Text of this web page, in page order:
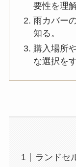
要性を理
雨カバー
知る。
購入場所
な選択を
ランドセ